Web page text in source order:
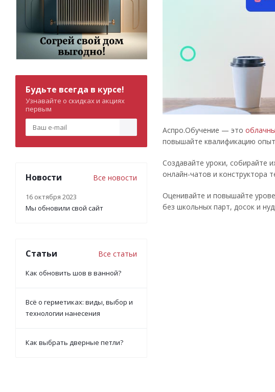
Аспро.Обучение — это
повышайте квалификацию
Создавайте уроки, собирайте
онлайн-чатов и конструктора
Оценивайте и повышайте
без школьных парт, досок и
Будьте всегда в курсе!
Узнавайте о скидках и акциях
первым
Новости Все новости
16 октября 2023
Мы обновили свой сайт
Статьи Все статьи
Как обновить шов в ванной?
Всё о герметиках: виды, выбор и
технологии нанесения
Как выбрать дверные петли?